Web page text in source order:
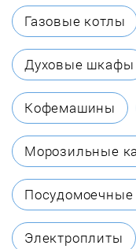
Газовые котлы
Духовые шкафы
Кофемашины
Морозильные
Электроплиты